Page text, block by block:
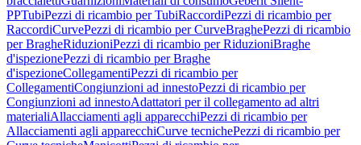
PPTubiPezzi di ricambio per TubiRaccordiPezzi di ricambio per
RaccordiCurvePezzi di ricambio per CurveBraghePezzi di ricambio
per BragheRiduzioniPezzi di ricambio per RiduzioniBraghe
d'ispezionePezzi di ricambio per Braghe
d'ispezioneCollegamentiPezzi di ricambio per
CollegamentiCongiunzioni ad innestoPezzi di ricambio per
Congiunzioni ad innestoAdattatori per il collegamento ad altri
materialiAllacciamenti agli apparecchiPezzi di ricambio per
Allacciamenti agli apparecchiCurve tecnichePezzi di ricambio per